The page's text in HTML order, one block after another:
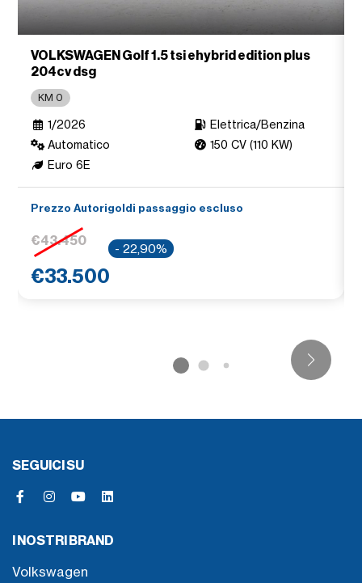
VOLKSWAGEN Golf 1.5 tsi ehybrid edition plus
204cv dsg
KM 0
1/2026
Elettrica/Benzina
Automatico
150 CV (110 KW)
Euro 6E
Prezzo Autorigoldi passaggio escluso
€43.450 - 22,90%
€33.500
SEGUICI SU
I NOSTRI BRAND
Volkswagen